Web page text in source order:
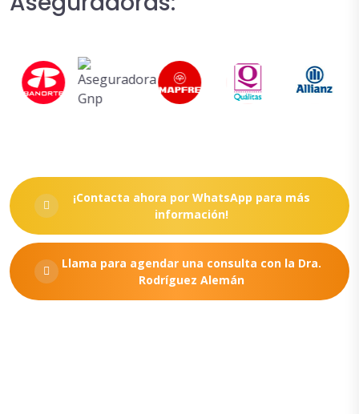
¡Contacta ahora por WhatsApp para más
información!
Llama para agendar una consulta con la Dra.
Rodríguez Alemán